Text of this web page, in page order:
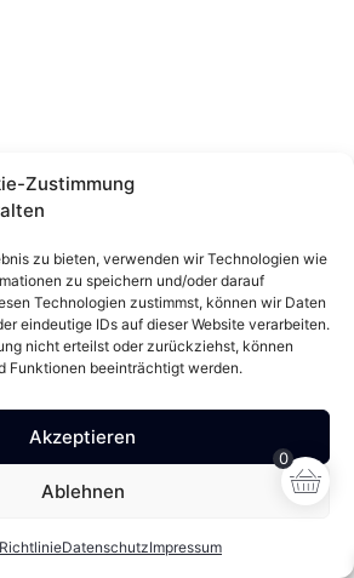
Zustimmung
zu bieten, verwenden wir Technologien wie
zu speichern und/oder darauf
Technologien zustimmst, können wir Daten
eindeutige IDs auf dieser Website verarbeiten.
nicht erteilst oder zurückziehst, können
Funktionen beeinträchtigt werden.
Akzeptieren
Ablehnen
DatenschutzImpressum
0